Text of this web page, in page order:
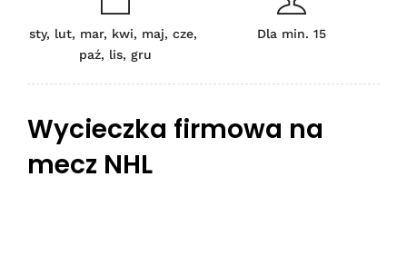
sty, lut, mar, kwi, maj, cze,
paź, lis, gru
Dla min. 15
Wycieczka firmowa na
mecz NHL